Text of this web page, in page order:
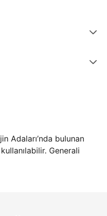
Adaları’nda bulunan
Generali